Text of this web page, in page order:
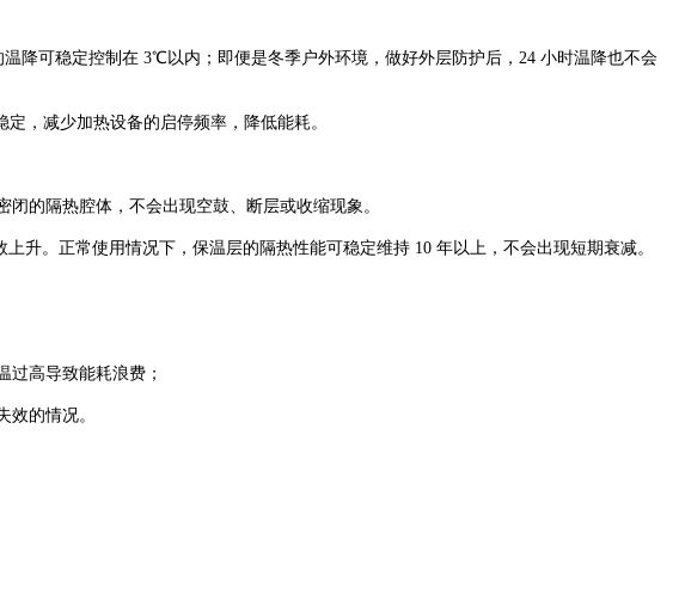
降可稳定控制在 3℃以内；即便是冬季户外环境，做好外层防护后，24 小时温降也不会
，减少加热设备的启停频率，降低能耗。
的隔热腔体，不会出现空鼓、断层或收缩现象。
升。正常使用情况下，保温层的隔热性能可稳定维持 10 年以上，不会出现短期衰减。
高导致能耗浪费；
的情况。